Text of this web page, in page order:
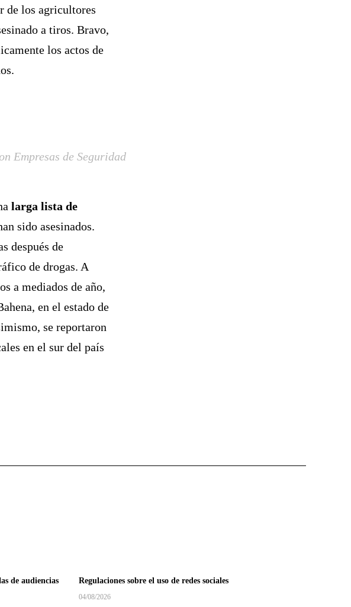
de los agricultores
a tiros. Bravo,
los actos de
Empresas de Seguridad
larga lista de
sido asesinados.
después de
de drogas. A
a mediados de año,
en el estado de
se reportaron
en el sur del país
de audiencias Regulaciones sobre el uso de redes sociales
04/08/2026